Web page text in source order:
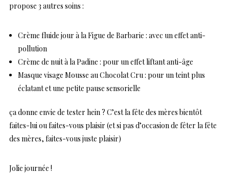
propose 3 autres soins :
Crème fluide jour à la Figue de Barbarie : avec un effet anti-
pollution
Crème de nuit à la Padine : pour un effet liftant anti-âge
Masque visage Mousse au Chocolat Cru : pour un teint plus
éclatant et une petite pause sensorielle
ça donne envie de tester hein ? C’est la fête des mères bientôt
faites-lui ou faites-vous plaisir (et si pas d’occasion de fêter la fête
des mères, faites-vous juste plaisir)
Jolie journée !